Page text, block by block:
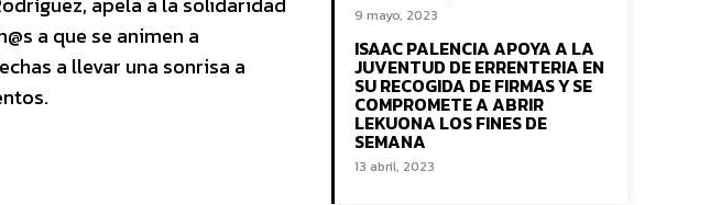
a que se animen a
a llevar una sonrisa a
9 mayo, 2023
ISAAC PALENCIA APOYA A LA
JUVENTUD DE ERRENTERIA EN
SU RECOGIDA DE FIRMAS Y SE
COMPROMETE A ABRIR
LEKUONA LOS FINES DE
SEMANA
13 abril, 2023